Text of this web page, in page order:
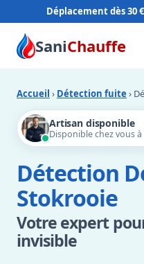
Déplacement dès 30 €
SaniChauffe
Accueil › Détection fuite ›
Artisan disponible
Disponible chez vous à
Détection
Stokrooie
Votre expert
invisible